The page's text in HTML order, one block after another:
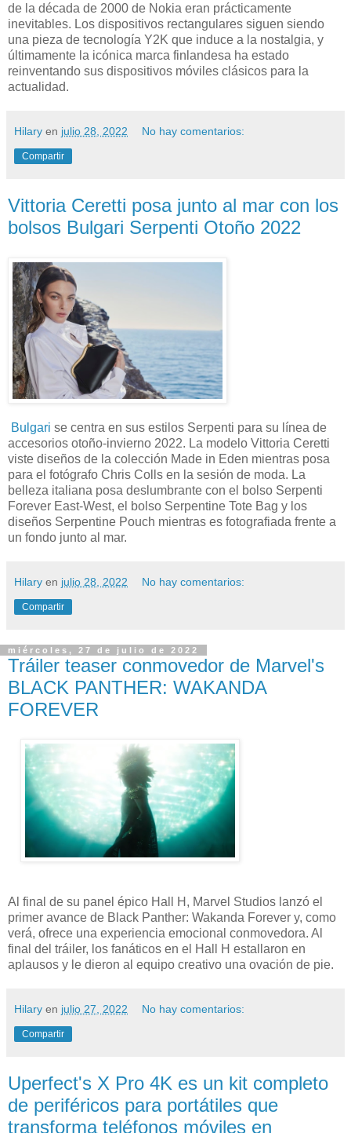
de la década de 2000 de Nokia eran prácticamente
inevitables. Los dispositivos rectangulares siguen siendo
una pieza de tecnología Y2K que induce a la nostalgia, y
últimamente la icónica marca finlandesa ha estado
reinventando sus dispositivos móviles clásicos para la
actualidad.
Hilary en julio 28, 2022 No hay comentarios:
Compartir
Vittoria Ceretti posa junto al mar con los
bolsos Bulgari Serpenti Otoño 2022
Bulgari se centra en sus estilos Serpenti para su línea de
accesorios otoño-invierno 2022. La modelo Vittoria Ceretti
viste diseños de la colección Made in Eden mientras posa
para el fotógrafo Chris Colls en la sesión de moda. La
belleza italiana posa deslumbrante con el bolso Serpenti
Forever East-West, el bolso Serpentine Tote Bag y los
diseños Serpentine Pouch mientras es fotografiada frente a
un fondo junto al mar.
Hilary en julio 28, 2022 No hay comentarios:
Compartir
miércoles, 27 de julio de 2022
Tráiler teaser conmovedor de Marvel's
BLACK PANTHER: WAKANDA
FOREVER
Al final de su panel épico Hall H, Marvel Studios lanzó el
primer avance de Black Panther: Wakanda Forever y, como
verá, ofrece una experiencia emocional conmovedora. Al
final del tráiler, los fanáticos en el Hall H estallaron en
aplausos y le dieron al equipo creativo una ovación de pie.
Hilary en julio 27, 2022 No hay comentarios:
Compartir
Uperfect's X Pro 4K es un kit completo
de periféricos para portátiles que
transforma teléfonos móviles en